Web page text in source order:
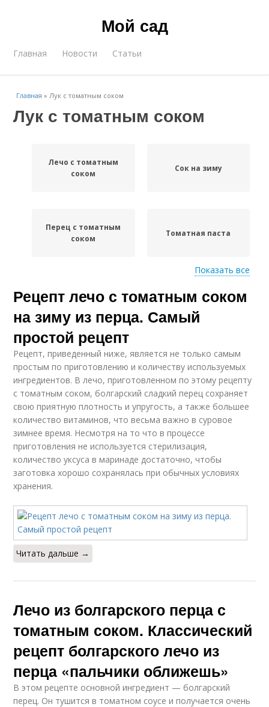
Мой сад
Главная Новости Статьи
Главная »Лук с томатным соком
Лук с томатным соком
Лечо с томатным
соком
Сок на зиму
Перец с томатным
соком
Томатная паста
Лук на зиму Лечо в томатном соке
Сок с морковью
Лечо в томатном
соусе
Лечо с томатным
соусом
Сок без уксуса
Перец с томатной
пастой
Лечо с томатной
пастой
Перец в томатном
соке
Перец с соком
Показать все
Рецепт лечо с томатным соком
на зиму из перца. Самый
простой рецепт
Рецепт, приведенный ниже, является не только самым
простым по приготовлению и количеству используемых
ингредиентов. В лечо, приготовленном по этому рецепту
с томатным соком, болгарский сладкий перец сохраняет
свою приятную плотность и упругость, а также большее
количество витаминов, что весьма важно в суровое
зимнее время. Несмотря на то что в процессе
приготовления не используется стерилизация,
количество уксуса в маринаде достаточно, чтобы
заготовка хорошо сохранялась при обычных условиях
хранения.
Читать дальше →
Лечо из болгарского перца с
томатным соком. Классический
рецепт болгарского лечо из
перца «пальчики оближешь»
В этом рецепте основной ингредиент — болгарский
перец. Он тушится в томатном соусе и получается очень